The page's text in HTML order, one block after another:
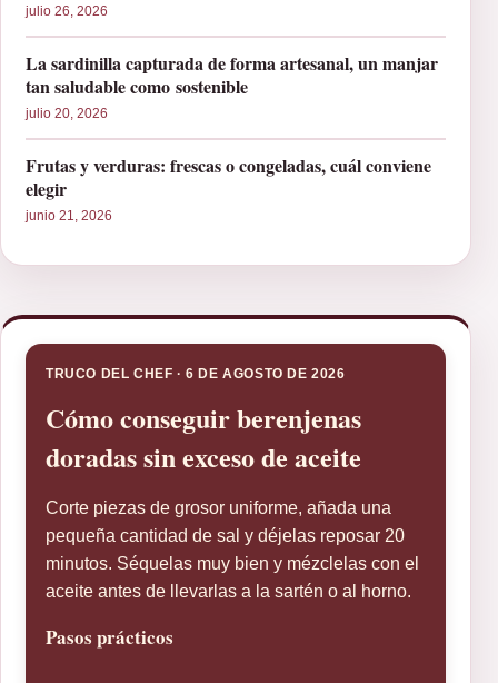
julio 26, 2026
La sardinilla capturada de forma artesanal, un manjar
tan saludable como sostenible
julio 20, 2026
Frutas y verduras: frescas o congeladas, cuál conviene
elegir
junio 21, 2026
TRUCO DEL CHEF · 6 DE AGOSTO DE 2026
Cómo conseguir berenjenas
doradas sin exceso de aceite
Corte piezas de grosor uniforme, añada una
pequeña cantidad de sal y déjelas reposar 20
minutos. Séquelas muy bien y mézclelas con el
aceite antes de llevarlas a la sartén o al horno.
Pasos prácticos